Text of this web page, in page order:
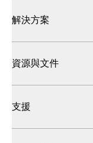
解決方案
資源與文件
支援